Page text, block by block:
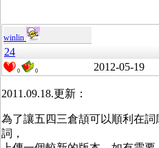
winlin
24
0 0 2012-05-19
2011.09.18.更新：
為了讓五四三倉頡可以順利在
詞，